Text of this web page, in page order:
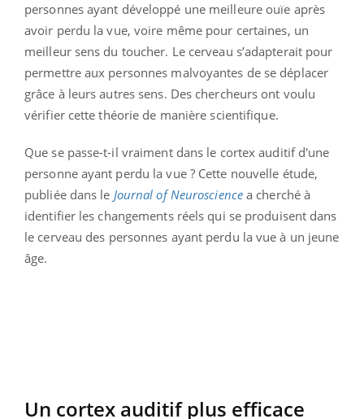
personnes ayant développé une meilleure ouïe après
avoir perdu la vue, voire même pour certaines, un
meilleur sens du toucher. Le cerveau s’adapterait pour
permettre aux personnes malvoyantes de se déplacer
grâce à leurs autres sens. Des chercheurs ont voulu
vérifier cette théorie de manière scientifique.
Que se passe-t-il vraiment dans le cortex auditif d'une
personne ayant perdu la vue ? Cette nouvelle étude,
publiée dans le Journal of Neurosciencea cherché à
identifier les changements réels qui se produisent dans
le cerveau des personnes ayant perdu la vue à un jeune
âge.
Un cortex auditif plus efficace